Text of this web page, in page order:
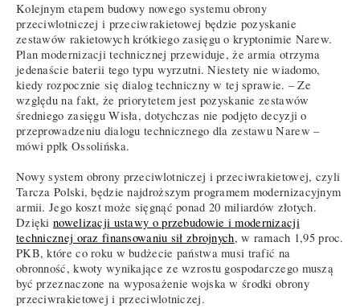
Kolejnym etapem budowy nowego systemu obrony
przeciwlotniczej i przeciwrakietowej będzie pozyskanie
zestawów rakietowych krótkiego zasięgu o kryptonimie Narew.
Plan modernizacji technicznej przewiduje, że armia otrzyma
jedenaście baterii tego typu wyrzutni. Niestety nie wiadomo,
kiedy rozpocznie się dialog techniczny w tej sprawie. – Ze
względu na fakt, że priorytetem jest pozyskanie zestawów
średniego zasięgu Wisła, dotychczas nie podjęto decyzji o
przeprowadzeniu dialogu technicznego dla zestawu Narew –
mówi ppłk Ossolińska.
Nowy system obrony przeciwlotniczej i przeciwrakietowej, czyli
Tarcza Polski, będzie najdroższym programem modernizacyjnym
armii. Jego koszt może sięgnąć ponad 20 miliardów złotych.
Dziękinowelizacji ustawy o przebudowie i modernizacji
technicznej oraz finansowaniu sił zbrojnych, w ramach 1,95 proc.
PKB, które co roku w budżecie państwa musi trafić na
obronność, kwoty wynikające ze wzrostu gospodarczego muszą
być przeznaczone na wyposażenie wojska w środki obrony
przeciwrakietowej i przeciwlotniczej.